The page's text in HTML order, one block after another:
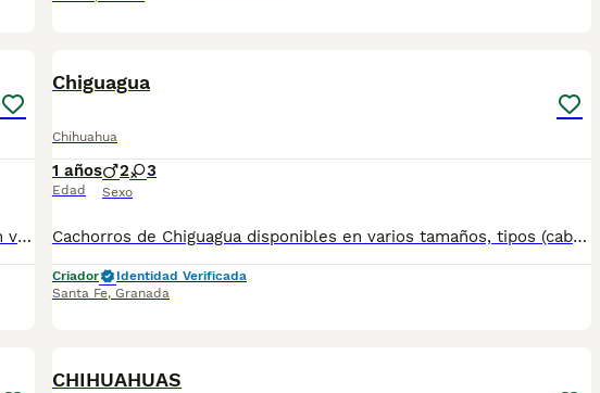
Preciosa hwmbrita chihuahua. Es la de la foto! Se entregara con vacunas y chip. Para mas información atiendo WhatsApp y telef 630714585
Chiguagua
Chihuahua
1 años
Edad
2 3
Sexo
Cachorros de Chiguagua disponibles en varios tamaños, tipos (cabeza de manzana y cabeza de venado, pelo corto y pelo largo) y colores (negro, azul o gris, chocolate, rojo, crema, blanco, sable,..etc). Los perritos se entregan con unos dos meses y medio de edad y sus vacunas correspondientes, desparasitados y certificado de salud Todos los cachorros son descendientes de las mejores líneas nacionales. Se entregan en toda España con transporte de alta calidad preparado para animales, van en vehículo climatizado con chófer particular a cargo del comprador. Si tienes dudas o consultas sobre la raza, podemos resolver tus dudas por whats app ;) Abogamos por una cría en un ambiente familiar con personas con vocación en una cría ética y responsable, y que por encima de todo, aman a los animales. Teléfono / Whats app: 641 92 23 90 Precio a partir de 800€
Criador
Identidad Verificada
Santa Fe, Granada
CHIHUAHUAS